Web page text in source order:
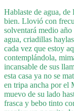
Hablaste de agua,
bien. Llovió con
solventará medio
agua, criadillas
cada vez que estoy
contemplándola,
incansable de sus
esta casa ya no se
en tripa ancha por el
muevo de su lado
frasca y bebo tinto